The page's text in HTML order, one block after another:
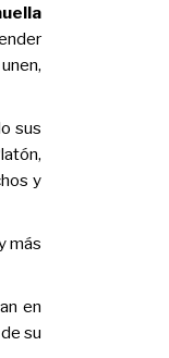
sus
y
más
en
su